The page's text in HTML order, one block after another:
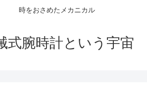
時をおさめたメカニカル
式腕時計という宇宙